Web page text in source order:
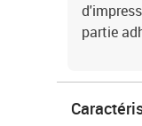
partie